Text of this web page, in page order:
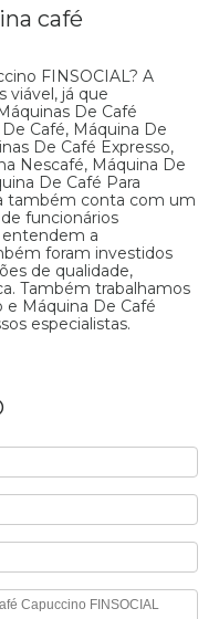
café
FINSOCIAL? A
viável, já que
De Café
Café, Máquina De
De Café Expresso,
Nescafé, Máquina De
De Café Para
também conta com um
funcionários
entendem a
foram investidos
de qualidade,
Também trabalhamos
e Máquina De Café
especialistas.